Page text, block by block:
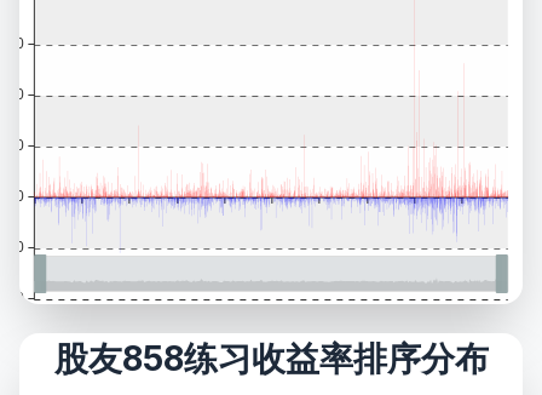
股友858练习收益率排序分布